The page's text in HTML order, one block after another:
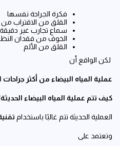
فكرة الجراحة نفسها
القلق من الاقتراب من
سماع تجارب غير دقيقة
الخوف من فقدان
القلق من الألم
لكن الواقع أن
عملية المياه البيضاء من أكثر جراحات
كيف تتم عملية المياه البيضاء
العملية الحديثة تتم غالبًا باستخدام
وتعتمد على